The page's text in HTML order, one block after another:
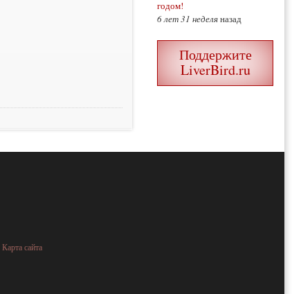
годом!
6 лет 31 неделяназад
Поддержите
LiverBird.ru
Карта сайта